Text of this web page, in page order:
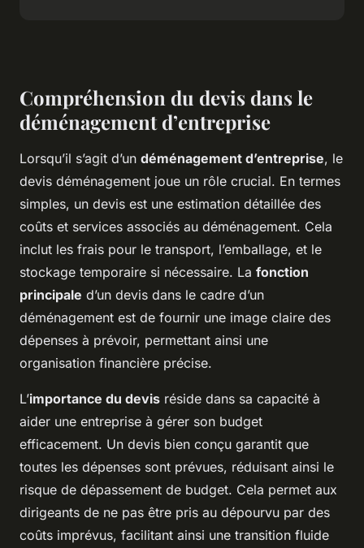
Compréhension du devis dans le
déménagement d’entreprise
Lorsqu’il s’agit d’un déménagement d’entreprise, le
devis déménagement joue un rôle crucial. En termes
simples, un devis est une estimation détaillée des
coûts et services associés au déménagement. Cela
inclut les frais pour le transport, l’emballage, et le
stockage temporaire si nécessaire. La fonction
principale d’un devis dans le cadre d’un
déménagement est de fournir une image claire des
dépenses à prévoir, permettant ainsi une
organisation financière précise.
L’importance du devis réside dans sa capacité à
aider une entreprise à gérer son budget
efficacement. Un devis bien conçu garantit que
toutes les dépenses sont prévues, réduisant ainsi le
risque de dépassement de budget. Cela permet aux
dirigeants de ne pas être pris au dépourvu par des
coûts imprévus, facilitant ainsi une transition fluide